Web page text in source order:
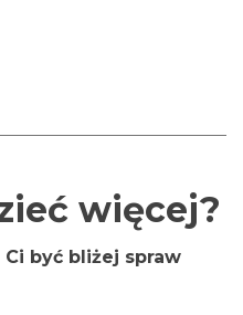
więcej?
być bliżej spraw